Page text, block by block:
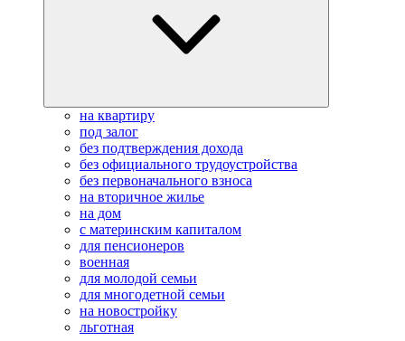
на квартиру
под залог
без подтверждения дохода
без официального трудоустройства
без первоначального взноса
на вторичное жилье
на дом
с материнским капиталом
для пенсионеров
военная
для молодой семьи
для многодетной семьи
на новостройку
льготная